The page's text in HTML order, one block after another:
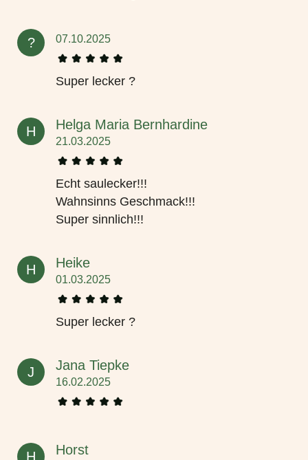
? 07.10.2025
Super lecker ?
H Helga Maria Bernhardine
21.03.2025
Echt saulecker!!!
Wahnsinns Geschmack!!!
Super sinnlich!!!
H Heike
01.03.2025
Super lecker ?
J Jana Tiepke
16.02.2025
H Horst